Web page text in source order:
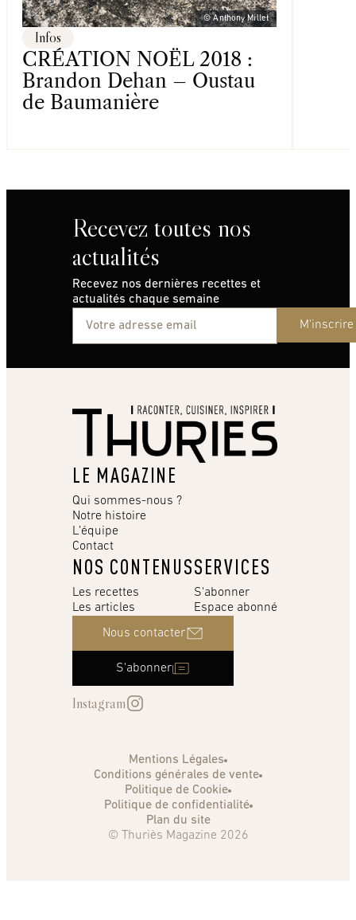
© Anthony Millet
Infos
CRÉATION NOËL 2018 :
Brandon Dehan – Oustau
de Baumanière
Recevez toutes nos
actualités
Recevez nos dernières recettes et
actualités chaque semaine
M'inscrire
LE MAGAZINE
Qui sommes-nous ?
Notre histoire
L’équipe
Contact
NOS CONTENUS
Les recettes
Les articles
SERVICES
S'abonner
Espace abonné
Nous contacter
S'abonner
Instagram
Mentions Légales
Conditions générales de vente
Politique de Cookie
Politique de confidentialité
Plan du site
© Thuriès Magazine 2026